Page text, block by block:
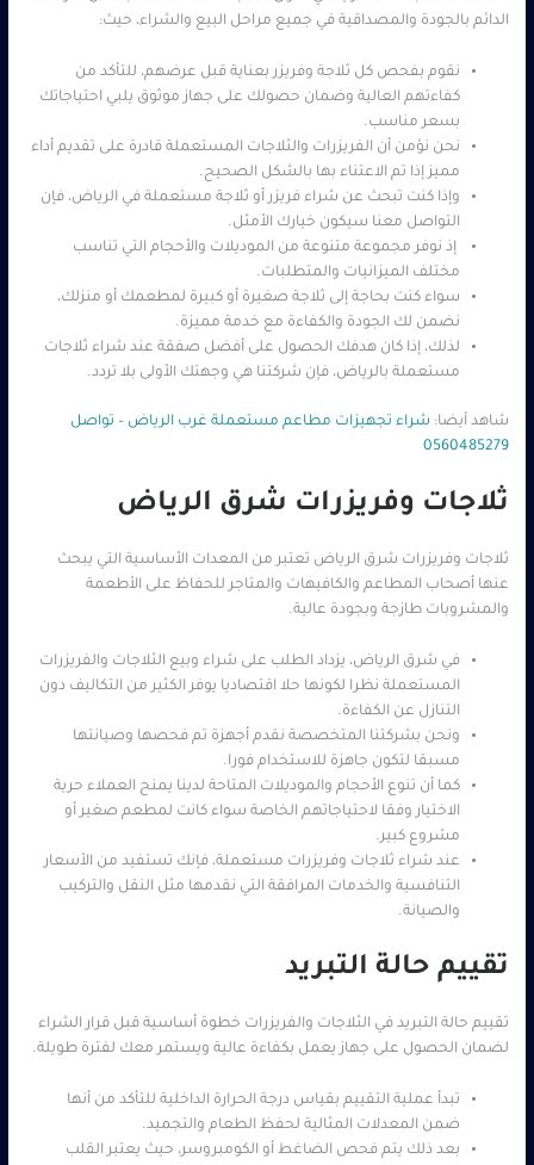
الدائم بالجودة والمصداقية في جميع مراحل البيع والشراء، حيث:
نقوم بفحص كل ثلاجة وفريزر بعناية قبل عرضهم، للتأكد من
كفاءتهم العالية وضمان حصولك على جهاز موثوق يلبي احتياجاتك
بسعر مناسب.
نحن نؤمن أن الفريزرات والثلاجات المستعملة قادرة على تقديم أداء
مميز إذا تم الاعتناء بها بالشكل الصحيح.
وإذا كنت تبحث عن شراء فريزر أو ثلاجة مستعملة في الرياض، فإن
التواصل معنا سيكون خيارك الأمثل.
إذ نوفر مجموعة متنوعة من الموديلات والأحجام التي تناسب
مختلف الميزانيات والمتطلبات.
سواء كنت بحاجة إلى ثلاجة صغيرة أو كبيرة لمطعمك أو منزلك،
نضمن لك الجودة والكفاءة مع خدمة مميزة.
لذلك، إذا كان هدفك الحصول على أفضل صفقة عند شراء ثلاجات
مستعملة بالرياض، فإن شركتنا هي وجهتك الأولى بلا تردد.
شاهد أيضا: شراء تجهيزات مطاعم مستعملة غرب الرياض – تواصل
0560485279
ثلاجات وفريزرات شرق الرياض
ثلاجات وفريزرات شرق الرياض تعتبر من المعدات الأساسية التي يبحث
عنها أصحاب المطاعم والكافيهات والمتاجر للحفاظ على الأطعمة
والمشروبات طازجة وبجودة عالية.
في شرق الرياض، يزداد الطلب على شراء وبيع الثلاجات والفريزرات
المستعملة نظرا لكونها حلا اقتصاديا يوفر الكثير من التكاليف دون
التنازل عن الكفاءة.
ونحن بشركتنا المتخصصة نقدم أجهزة تم فحصها وصيانتها
مسبقا لتكون جاهزة للاستخدام فورا.
كما أن تنوع الأحجام والموديلات المتاحة لدينا يمنح العملاء حرية
الاختيار وفقا لاحتياجاتهم الخاصة سواء كانت لمطعم صغير أو
مشروع كبير.
عند شراء ثلاجات وفريزرات مستعملة، فإنك تستفيد من الأسعار
التنافسية والخدمات المرافقة التي نقدمها مثل النقل والتركيب
والصيانة.
تقييم حالة التبريد
تقييم حالة التبريد في الثلاجات والفريزرات خطوة أساسية قبل قرار الشراء
لضمان الحصول على جهاز يعمل بكفاءة عالية ويستمر معك لفترة طويلة.
تبدأ عملية التقييم بقياس درجة الحرارة الداخلية للتأكد من أنها
ضمن المعدلات المثالية لحفظ الطعام والتجميد.
بعد ذلك يتم فحص الضاغط أو الكومبروسر، حيث يعتبر القلب